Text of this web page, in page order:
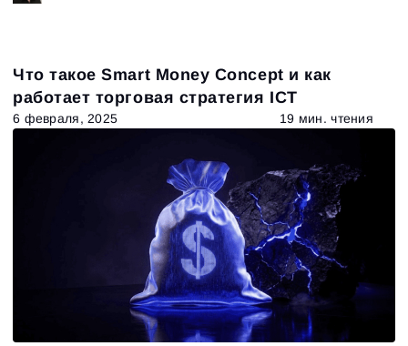
Что такое Smart Money Concept и как
работает торговая стратегия ICT
6 февраля, 2025 19 мин. чтения